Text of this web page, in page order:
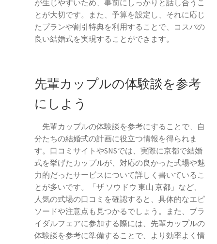
が生じやすいため、事前にしっかりと話し合うこ
とが大切です。また、予算を設定し、それに応じ
たプランや割引特典を利用することで、コスパの
良い結婚式を実現することができます。
先輩カップルの体験談を参考
にしよう
先輩カップルの体験談を参考にすることで、自
分たちの結婚式の計画に役立つ情報を得られま
す。口コミサイトやSNSでは、実際に京都で結婚
式を挙げたカップルが、対応の良かった式場や魅
力的だったサービスについて詳しく書いているこ
とが多いです。「ザ ソウドウ 東山 京都」など、
人気の式場の口コミを確認すると、具体的なエピ
ソードや注意点も見つかるでしょう。また、ブラ
イダルフェアに参加する際には、先輩カップルの
体験談を参考に準備することで、より効率よく情